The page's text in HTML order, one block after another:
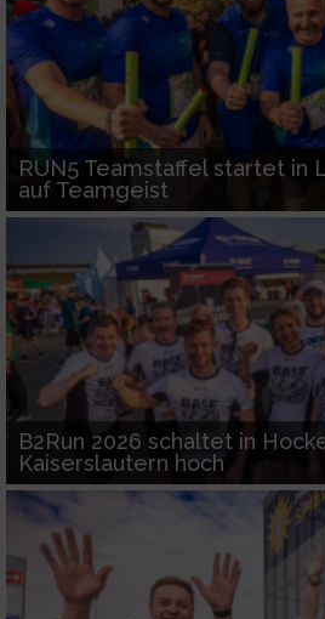
RUN5 Teamstaffel startet in
auf Teamgeist
B2Run 2026 schaltet in
Kaiserslautern hoch